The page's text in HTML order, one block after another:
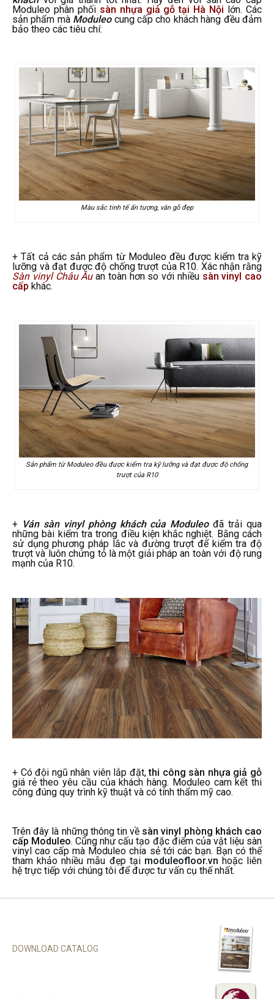
Moduleo phân phối sàn nhựa giả gỗ tại Hà Nội lớn. Các
sản phẩm mà Moduleocung cấp cho khách hàng đều đảm
bảo theo các tiêu chí:
Màu sắc tinh tế ấn tượng, vân gỗ đẹp
+ Tất cả các sản phẩm từ Moduleo đều được kiểm tra kỹ
lưỡng và đạt được độ chống trượt của R10. Xác nhận rằng
Sàn vinyl Châu Âuan toàn hơn so với nhiều sàn vinyl cao
cấp khác.
Sản phẩm từ Moduleo đều được kiểm tra kỹ lưỡng và đạt được độ chống
trượt của R10
+ Ván sàn vinyl phòng khách của Moduleođã trải qua
những bài kiểm tra trong điều kiện khắc nghiệt. Bằng cách
sử dụng phương pháp lắc và đường trượt để kiểm tra độ
trượt và luôn chứng tỏ là một giải pháp an toàn với độ rung
mạnh của R10.
+ Có đội ngũ nhân viên lắp đặt,thi công sàn nhựa giả gỗ
giá rẻ theo yêu cầu của khách hàng. Moduleo cam kết thi
công đúng quy trình kỹ thuật và có tính thẩm mỹ cao.
Trên đây là những thông tin về sàn vinyl phòng khách cao
cấp Moduleo. Cũng như cấu tạo đặc điểm của vật liệu sàn
vinyl cao cấp mà Moduleo chia sẻ tới các bạn. Bạn có thể
tham khảo nhiều mẫu đẹp tại moduleofloor.vn hoặc liên
hệ trực tiếp với chúng tôi để được tư vấn cụ thế nhất.
DOWNLOAD CATALOG